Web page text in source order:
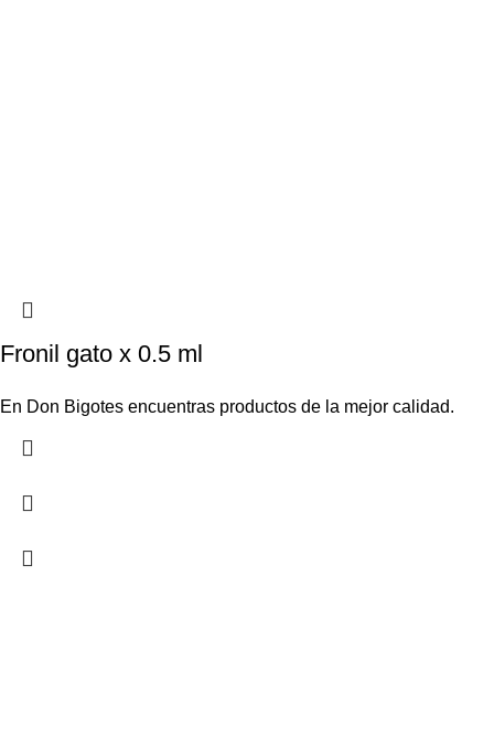
Fronil gato x 0.5 ml
En Don Bigotes encuentras productos de la mejor calidad.